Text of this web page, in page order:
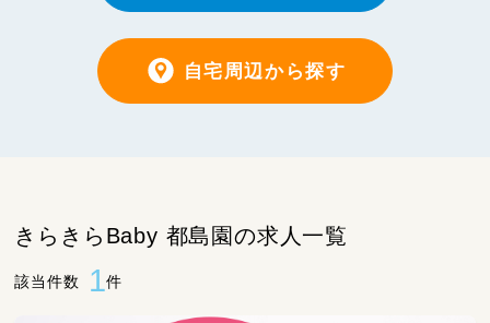
自宅周辺から探す
きらきらBaby 都島園の求人一覧
該当件数 1件